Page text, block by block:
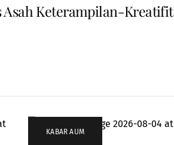
Asah Keterampilan-
KABAR AUM